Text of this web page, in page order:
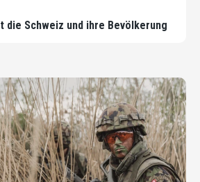
Schweiz und ihre Bevölkerung